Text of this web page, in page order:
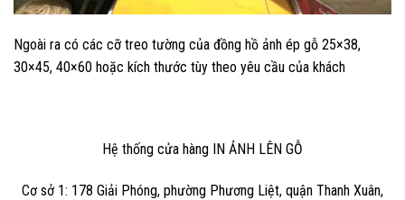
Ngoài ra có các cỡ treo tường của đồng hồ ảnh ép gỗ 25×38,
30×45, 40×60 hoặc kích thước tùy theo yêu cầu của khách
Hệ thống cửa hàng IN ẢNH LÊN GỖ
Cơ sở 1: 178 Giải Phóng, phường Phương Liệt, quận Thanh Xuân,